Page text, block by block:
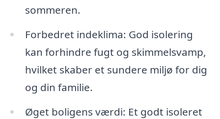
sommeren.
Forbedret indeklima: God isolering
kan forhindre fugt og skimmelsvamp,
hvilket skaber et sundere miljø for dig
og din familie.
Øget boligens værdi: Et godt isoleret